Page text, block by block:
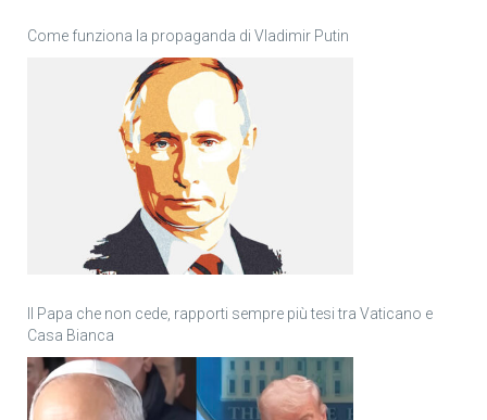
Come funziona la propaganda di Vladimir Putin
Il Papa che non cede, rapporti sempre più tesi tra Vaticano e
Casa Bianca